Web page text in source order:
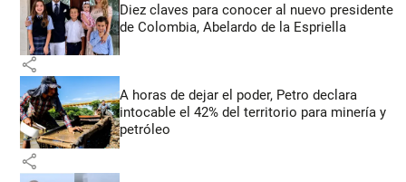
Diez claves para conocer al nuevo presidente
de Colombia, Abelardo de la Espriella
share
A horas de dejar el poder, Petro declara
intocable el 42% del territorio para minería y
petróleo
share